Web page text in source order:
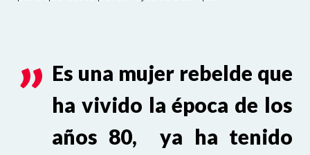
Es una mujer rebelde que
ha vivido la época de los
años 80, ya ha tenido